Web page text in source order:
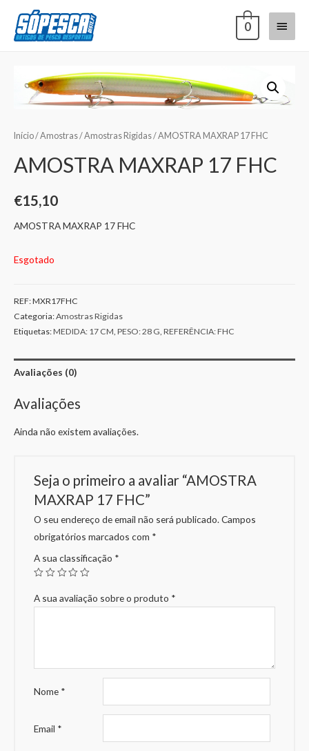
0
Início/Amostras/Amostras Rigidas/ AMOSTRA MAXRAP 17 FHC
AMOSTRA MAXRAP 17 FHC
€15,10
AMOSTRA MAXRAP 17 FHC
Esgotado
REF:MXR17FHC
Categoria:Amostras Rigidas
Etiquetas:MEDIDA: 17 CM PESO: 28 G REFERÊNCIA: FHC
Avaliações (0)
Avaliações
Ainda não existem avaliações.
Seja o primeiro a avaliar “AMOSTRA
MAXRAP 17 FHC”
O seu endereço de email não será publicado. Campos
obrigatórios marcados com *
A sua classificação *
A sua avaliação sobre o produto *
Nome *
Email *